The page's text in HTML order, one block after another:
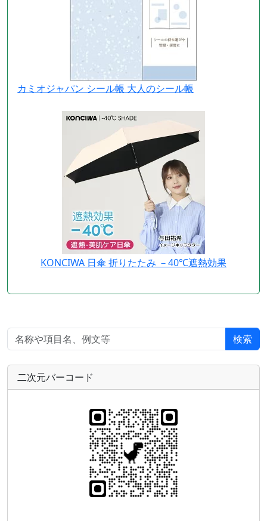
カミオジャパン シール帳 大人のシール帳
KONCIWA 日傘 折りたたみ －40℃遮熱効果
検索
二次元バーコード